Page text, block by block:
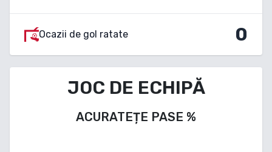
Ocazii de gol ratate 0
JOC DE ECHIPĂ
ACURATEȚE PASE %